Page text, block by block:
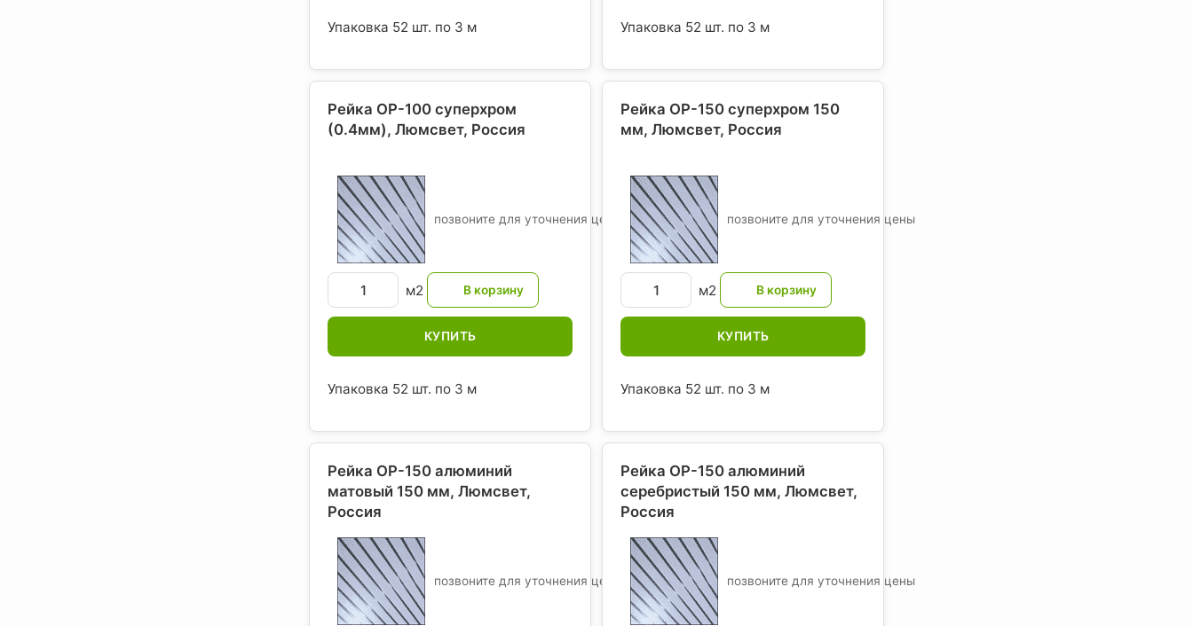
Упаковка 52 шт. по 3 м Упаковка 52 шт. по 3 м
Рейка ОР-100 суперхром
(0.4мм), Люмсвет, Россия
позвоните для уточнения цены
м2
КУПИТЬ
Упаковка 52 шт. по 3 м
Рейка OP-150 суперхром 150
мм, Люмсвет, Россия
позвоните для уточнения цены
м2
КУПИТЬ
Упаковка 52 шт. по 3 м
Рейка OP-150 алюминий
матовый 150 мм, Люмсвет,
Россия
позвоните для уточнения цены
Рейка OP-150 алюминий
серебристый 150 мм, Люмсвет,
Россия
позвоните для уточнения цены